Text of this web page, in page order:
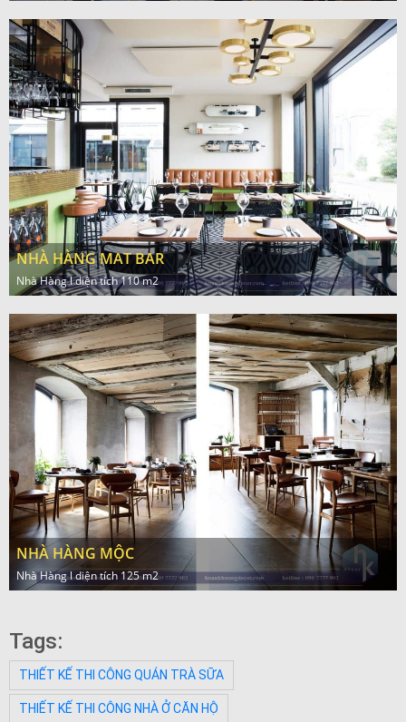
NHÀ HÀNG MAT BAR
Nhà Hàng l diện tích 110 m2
NHÀ HÀNG MỘC
Nhà Hàng l diện tích 125 m2
Tags:
THIẾT KẾ THI CÔNG QUÁN TRÀ SỮA
THIẾT KẾ THI CÔNG NHÀ Ở CĂN HỘ